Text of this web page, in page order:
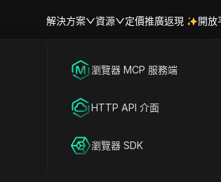
解決方案
海外社媒營銷
廣告投放
帳號共享
資源 定價推廣返現 開放
瀏覽器 MCP 服務端
HTTP API 介面
瀏覽器 SDK
首頁|熱門視訊
Tinder 隱性封禁的